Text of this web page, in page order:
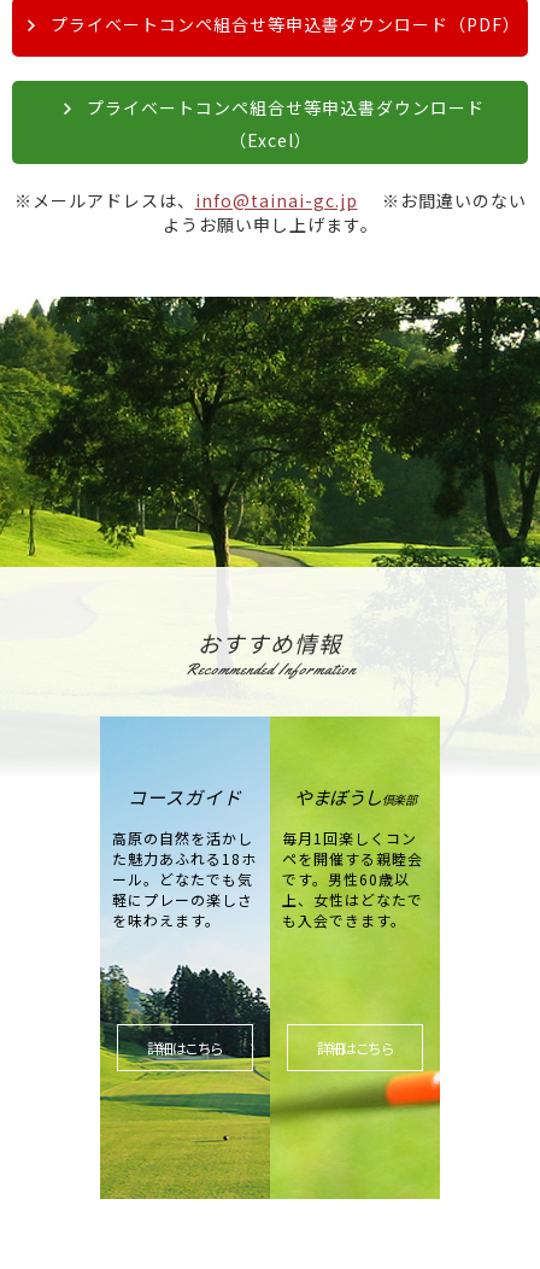
プライベートコンペ組合せ等申込書ダウンロード（PDF）
プライベートコンペ組合せ等申込書ダウンロード
（Excel）
※メールアドレスは、 info@tainai-gc.jp
※お間違いのない
ようお願い申し上げます。
おすすめ情報
Recommended Information
コースガイド
高原の自然を活かし
た魅力あふれる18ホ
ール。どなたでも気
軽にプレーの楽しさ
を味わえます。
詳細はこちら
やまぼうし倶楽部
毎月1回楽しくコン
ペを開催する親睦会
です。男性60歳以
上、女性はどなたで
も入会できます。
詳細はこちら